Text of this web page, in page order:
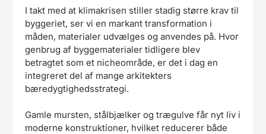
I takt med at klimakrisen stiller stadig større krav til
byggeriet, ser vi en markant transformation i
måden, materialer udvælges og anvendes på. Hvor
genbrug af byggematerialer tidligere blev
betragtet som et nicheområde, er det i dag en
integreret del af mange arkitekters
bæredygtighedsstrategi.
Gamle mursten, stålbjælker og trægulve får nyt liv i
moderne konstruktioner, hvilket reducerer både